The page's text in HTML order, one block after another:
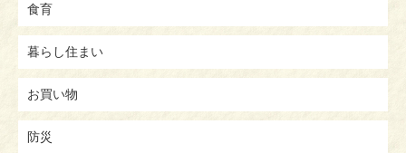
食育
暮らし住まい
お買い物
防災